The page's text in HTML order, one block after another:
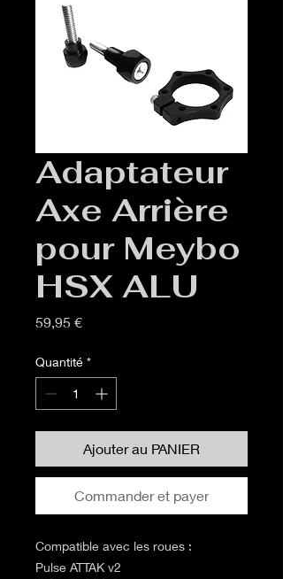
Adaptateur
Axe Arrière
pour Meybo
HSX ALU
59,95 €Prix
Quantité *
Ajouter au PANIER
Commander et payer
Compatible avec les roues :
Pulse ATTAK v2